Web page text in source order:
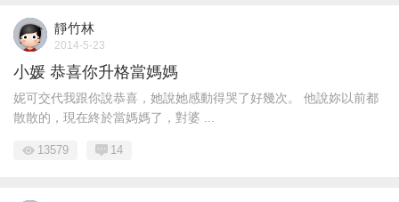
靜竹林
2014-5-23
小媛 恭喜你升格當媽媽
妮可交代我跟你說恭喜，她說她感動得哭了好幾次。 他說妳以前都
散散的，現在終於當媽媽了，對婆 ...
13579 14